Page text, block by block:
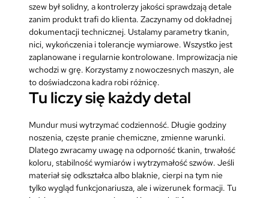
szew był solidny, a kontrolerzy jakości sprawdzają detale
zanim produkt trafi do klienta. Zaczynamy od dokładnej
dokumentacji technicznej. Ustalamy parametry tkanin,
nici, wykończenia i tolerancje wymiarowe. Wszystko jest
zaplanowane i regularnie kontrolowane. Improwizacja nie
wchodzi w grę. Korzystamy z nowoczesnych maszyn, ale
to doświadczona kadra robi różnicę.
Tu liczy się każdy detal
Mundur musi wytrzymać codzienność. Długie godziny
noszenia, częste pranie chemiczne, zmienne warunki.
Dlatego zwracamy uwagę na odporność tkanin, trwałość
koloru, stabilność wymiarów i wytrzymałość szwów. Jeśli
materiał się odkształca albo blaknie, cierpi na tym nie
tylko wygląd funkcjonariusza, ale i wizerunek formacji. Tu